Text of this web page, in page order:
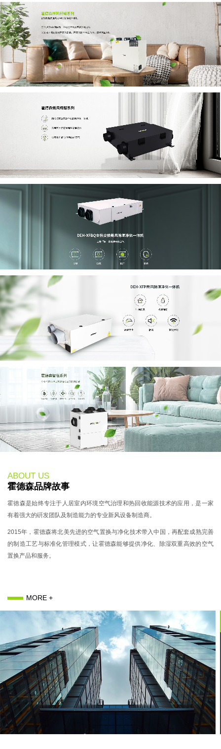
ABOUT US
霍德森品牌故事
霍徳森是始终专注于人居室内环境空气治理和热回收能源技术的应用，是一家
有着强大的硏发团队及制造能力的专业新风设备制造商。
2015年，霍德森将北美先进的空气置换与净化技术带入中国，再配套成熟完善
的制造工艺与标准化管理模式，让霍德森能够提供净化、除湿双重高效的空气
置换产品和服务。
MORE +